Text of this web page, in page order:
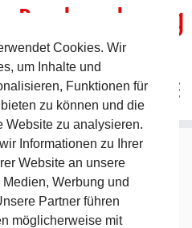
um Pommelsbrunn
auf dem Camino Francés
Cookies. Wir
um Inhalte und
Funktionen für
zu können und die
Website zu analysieren.
Informationen zu Ihrer
Website an unsere
Werbung und
Partner führen
möglicherweise mit